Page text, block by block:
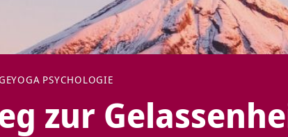
YOGA PSYCHOLOGIE
zur